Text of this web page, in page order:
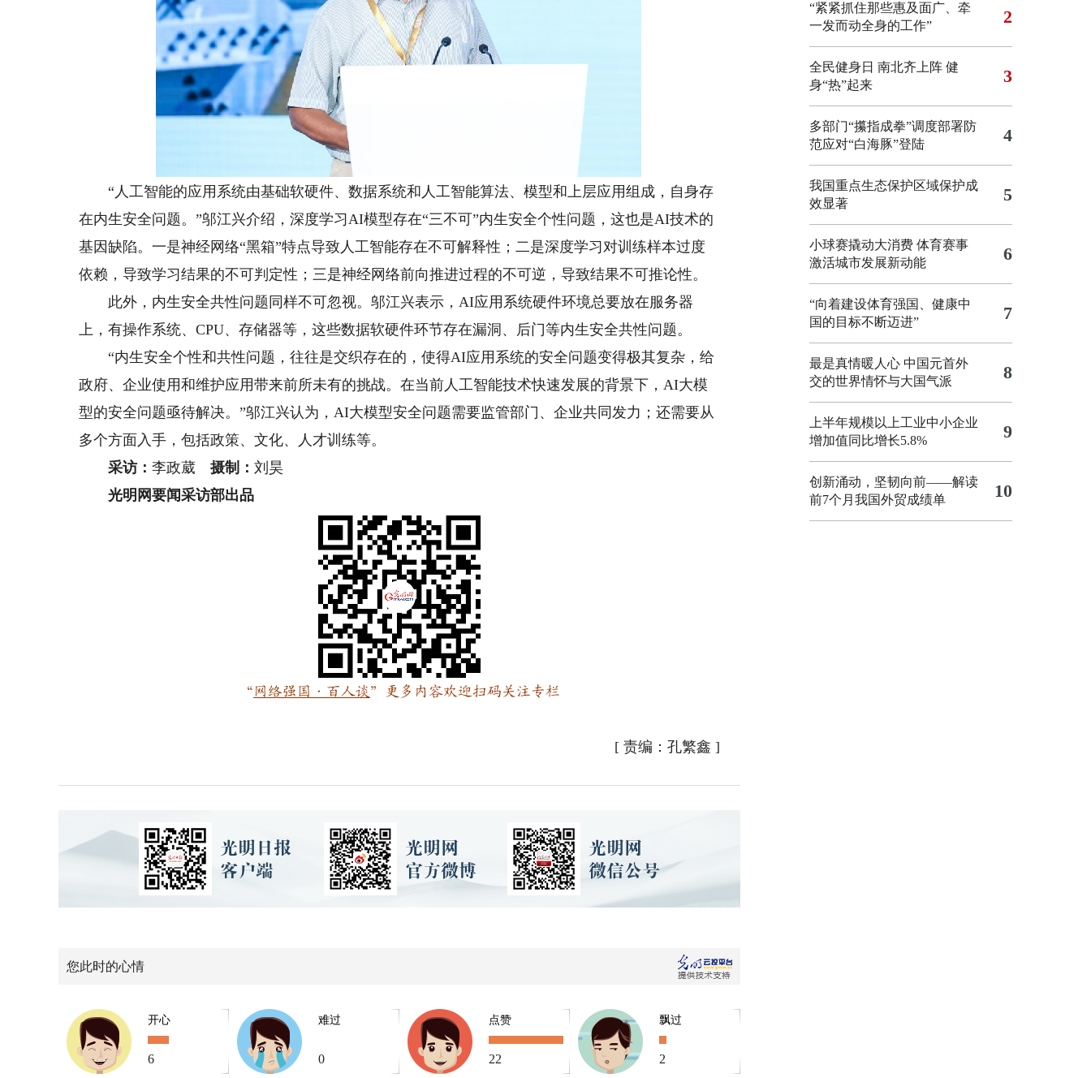
“人工智能的应用系统由基础软硬件、数据系统和人工智能算法、模型和上层应用组成，自身存
在内生安全问题。”邬江兴介绍，深度学习AI模型存在“三不可”内生安全个性问题，这也是AI技术的
基因缺陷。一是神经网络“黑箱”特点导致人工智能存在不可解释性；二是深度学习对训练样本过度
依赖，导致学习结果的不可判定性；三是神经网络前向推进过程的不可逆，导致结果不可推论性。
此外，内生安全共性问题同样不可忽视。邬江兴表示，AI应用系统硬件环境总要放在服务器
上，有操作系统、CPU、存储器等，这些数据软硬件环节存在漏洞、后门等内生安全共性问题。
“内生安全个性和共性问题，往往是交织存在的，使得AI应用系统的安全问题变得极其复杂，给
政府、企业使用和维护应用带来前所未有的挑战。在当前人工智能技术快速发展的背景下，AI大模
型的安全问题亟待解决。”邬江兴认为，AI大模型安全问题需要监管部门、企业共同发力；还需要从
多个方面入手，包括政策、文化、人才训练等。
采访：李政葳摄制：刘昊
光明网要闻采访部出品
“网络强国·百人谈 ” 更多内容欢迎扫码关注专栏
[ 责编：孔繁鑫 ]
您此时的心情
开心
6
难过
0
点赞
22
飘过
2
“紧紧抓住那些惠及面广、牵
一发而动全身的工作”
2
全民健身日 南北齐上阵 健
身“热”起来
3
多部门“攥指成拳”调度部署防
范应对“白海豚”登陆
4
我国重点生态保护区域保护成
效显著
5
小球赛撬动大消费 体育赛事
激活城市发展新动能
6
“向着建设体育强国、健康中
国的目标不断迈进”
7
最是真情暖人心 中国元首外
交的世界情怀与大国气派
8
上半年规模以上工业中小企业
增加值同比增长5.8%
9
创新涌动，坚韧向前——解读
前7个月我国外贸成绩单
10